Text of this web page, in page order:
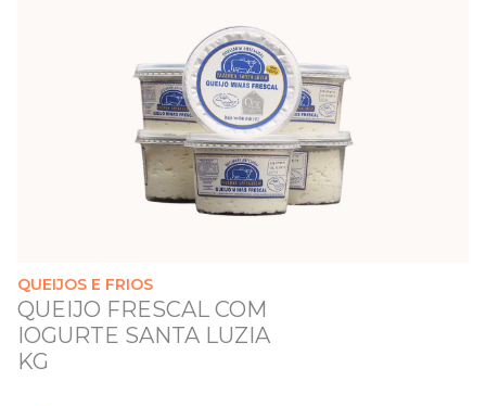
QUEIJOS E FRIOS
QUEIJO FRESCAL COM
IOGURTE SANTA LUZIA
KG